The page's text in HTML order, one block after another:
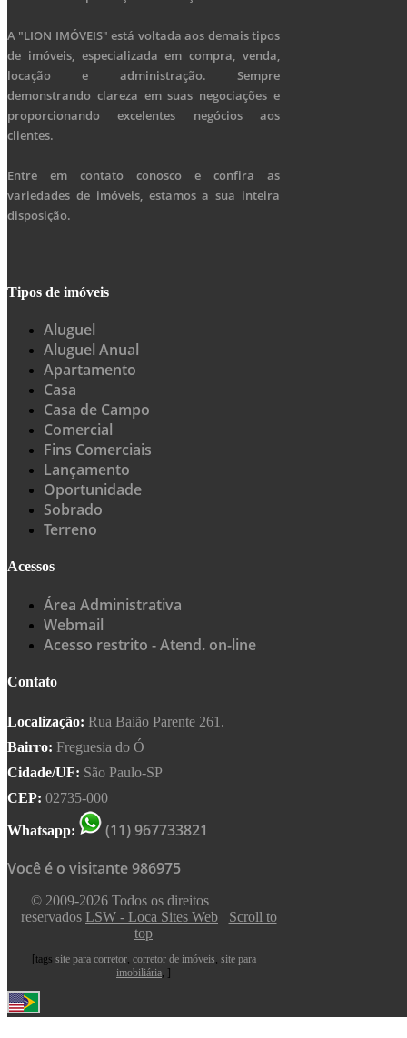
A "LION IMÓVEIS" está voltada aos demais tipos
de imóveis, especializada em compra, venda,
locação e administração. Sempre
demonstrando clareza em suas negociações e
proporcionando excelentes negócios aos
clientes.
Entre em contato conosco e confira as
variedades de imóveis, estamos a sua inteira
disposição.
Tipos de imóveis
Aluguel
Aluguel Anual
Apartamento
Casa
Casa de Campo
Comercial
Fins Comerciais
Lançamento
Oportunidade
Sobrado
Terreno
Acessos
Área Administrativa
Webmail
Acesso restrito - Atend. on-line
Contato
Localização: Rua Baião Parente 261.
Bairro: Freguesia do Ó
Cidade/UF: São Paulo-SP
CEP: 02735-000
Whatsapp:
(11) 967733821
Você é o visitante 986975
© 2009-2026 Todos os direitos
reservados LSW - Loca Sites Web
Scroll to
top
[tags site para corretor, corretor de imóveis, site para
imobiliária, ]